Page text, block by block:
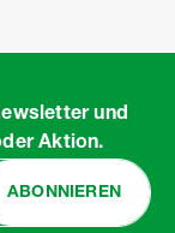
und
Aktion.
ABONNIEREN